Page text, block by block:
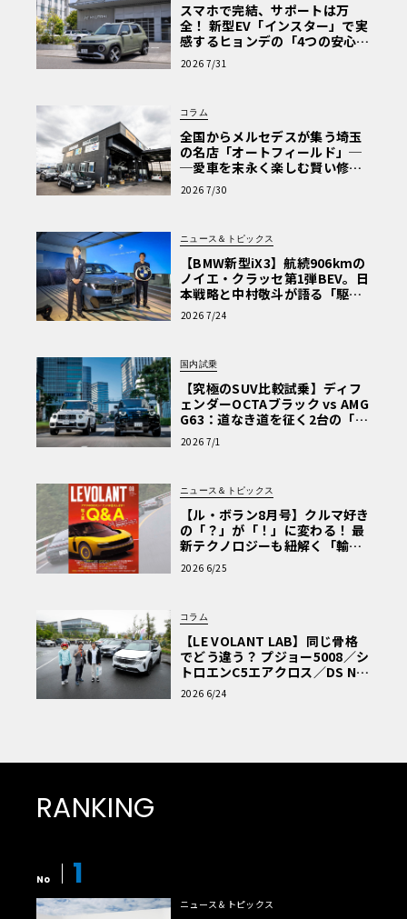
スマホで完結、サポートは万
全！ 新型EV「インスター」で実
感するヒョンデの「4つの安心」
【第1回・ヒョンデ6つの疑問：
Why? Hyundai?】〈PR〉
2026 7/31
コラム
全国からメルセデスが集う埼玉
の名店「オートフィールド」─
─愛車を末永く楽しむ賢い修理
術と、プロがフックス製オイル
を選ぶ理由〈PR〉
2026 7/30
ニュース＆トピックス
【BMW新型iX3】航続906kmの
ノイエ・クラッセ第1弾BEV。日
本戦略と中村敬斗が語る「駆け
ぬける歓び」
2026 7/24
国内試乗
【究極のSUV比較試乗】ディフ
ェンダーOCTAブラック vs AMG
G63：道なき道を征く2台の「対
極的アプローチ」
2026 7/1
ニュース＆トピックス
【ル・ボラン8月号】クルマ好き
の「？」が「！」に変わる！ 最
新テクノロジーも紐解く「輸入
車Q&A」
2026 6/25
コラム
【LE VOLANT LAB】同じ骨格
でどう違う？ プジョー5008／シ
トロエンC5エアクロス／DS Nº4
読者一気乗りレポート
2026 6/24
RANKING
No 1
ニュース＆トピックス